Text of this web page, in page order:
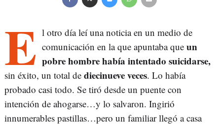
E l otro día leí una noticia en un medio de
comunicación en la que apuntaba que un
pobre hombre había intentado suicidarse,
sin éxito, un total de diecinueve veces. Lo había
probado casi todo. Se tiró desde un puente con
intención de ahogarse…y lo salvaron. Ingirió
innumerables pastillas…pero un familiar llegó a casa